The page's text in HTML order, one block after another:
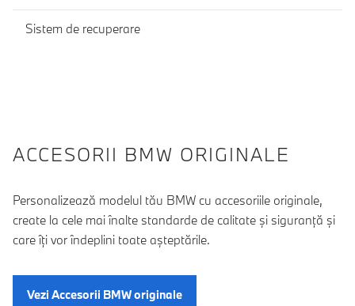
Sistem de recuperare
ACCESORII BMW ORIGINALE
Personalizează modelul tău BMW cu accesoriile originale,
create la cele mai înalte standarde de calitate şi siguranţă şi
care îţi vor îndeplini toate aşteptările.
Vezi Accesorii BMW originale